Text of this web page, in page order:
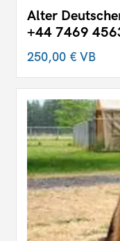
Alter
+44 7469
250,00 €VB